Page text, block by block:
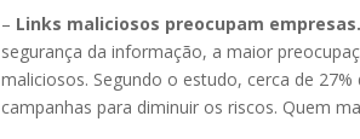
– Links maliciosos preocupam empresas.
segurança da informação, a maior
maliciosos. Segundo o estudo, cerca de
campanhas para diminuir os riscos. Quem